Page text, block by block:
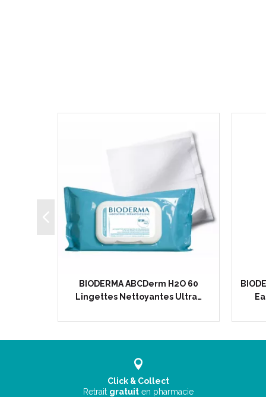
BIODERMA ABCDerm H2O 60
Lingettes Nettoyantes Ultra…
Click & Collect
Retrait gratuit en pharmacie